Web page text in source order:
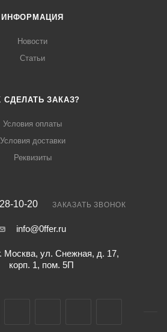
ИНФОРМАЦИЯ
Новости
Статьи
СДЕЛАТЬ ЗАКАЗ?
Условия оплаты
Условия доставки
Реквизиты
10-20 ЗАКАЗАТЬ ЗВОНОК
info@0ffer.ru
Москва, ул. Снежная, д. 17,
корп. 1, пом. 5П